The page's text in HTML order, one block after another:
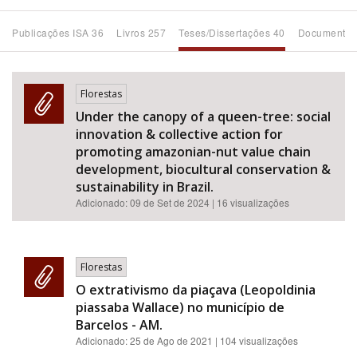
Subtema
Área de Levantamento
Área Protegida
Publicações ISA 36 Livros 257 Teses/Dissertações 40
Florestas
Under the canopy of a queen-tree: social
innovation & collective action for
promoting amazonian-nut value chain
development, biocultural conservation &
sustainability in Brazil.
Adicionado:09 de Set de 2024 | 16 visualizações
Florestas
O extrativismo da piaçava (Leopoldinia
piassaba Wallace) no município de
Barcelos - AM.
Adicionado:25 de Ago de 2021 | 104 visualizações